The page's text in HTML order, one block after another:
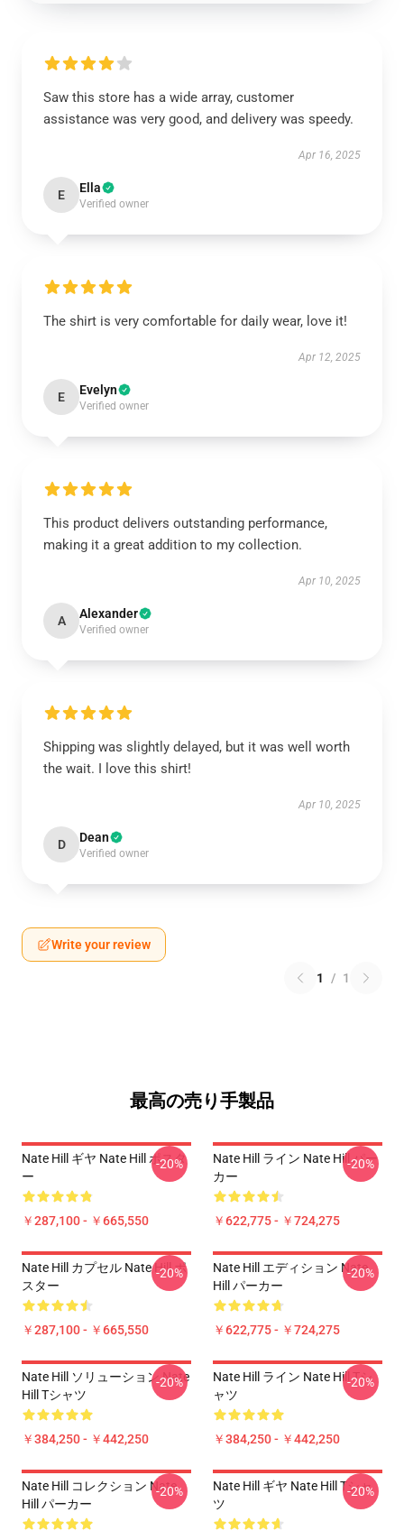
Saw this store has a wide array, customer
assistance was very good, and delivery was speedy.
Apr 16, 2025
E Ella
Verified owner
The shirt is very comfortable for daily wear, love it!
Apr 12, 2025
E Evelyn
Verified owner
This product delivers outstanding performance,
making it a great addition to my collection.
Apr 10, 2025
A Alexander
Verified owner
Shipping was slightly delayed, but it was well worth
the wait. I love this shirt!
Apr 10, 2025
D Dean
Verified owner
Write your review
1 / 1
最高の売り手製品
Nate Hill ギヤ Nate Hill ポスタ
ー
￥287,100 - ￥665,550
-20%
Nate Hill ライン Nate Hill パー
カー
￥622,775 - ￥724,275
-20%
Nate Hill カプセル Nate Hill ポ
スター
￥287,100 - ￥665,550
-20%
Nate Hill エディション Nate
Hill パーカー
￥622,775 - ￥724,275
-20%
Nate Hill ソリューション Nate
Hill Tシャツ
￥384,250 - ￥442,250
-20%
Nate Hill ライン Nate Hill Tシ
ャツ
￥384,250 - ￥442,250
-20%
Nate Hill コレクション Nate
Hill パーカー
-20%
Nate Hill ギヤ Nate Hill Tシャ
ツ
-20%